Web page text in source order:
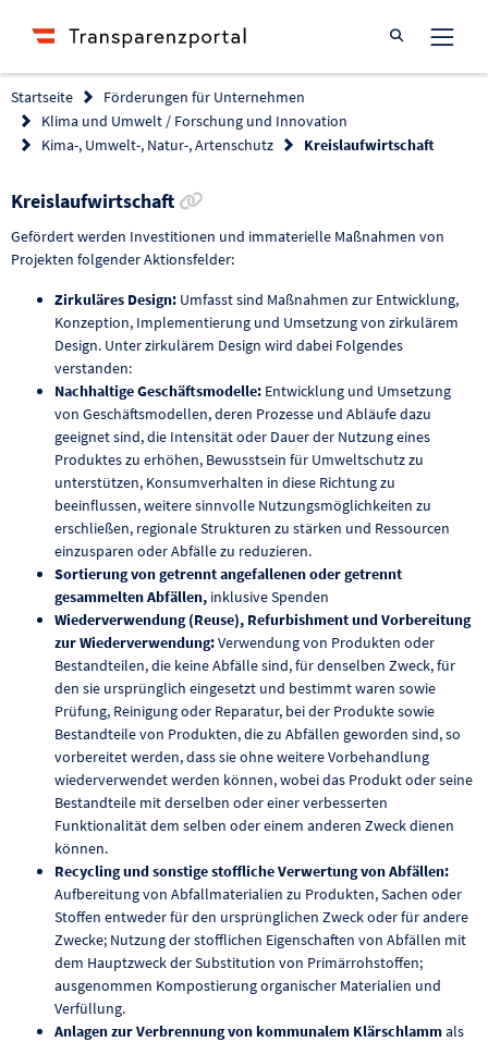
Suche öffnen
Startseite
Förderungen für Unternehmen
Klima und Umwelt / Forschung und Innovation
Kima-, Umwelt-, Natur-, Artenschutz
Kreislaufwirtschaft
Kreislaufwirtschaft
Gefördert werden Investitionen und immaterielle Maßnahmen von
Projekten folgender Aktionsfelder:
Zirkuläres Design: Umfasst sind Maßnahmen zur Entwicklung,
Konzeption, Implementierung und Umsetzung von zirkulärem
Design. Unter zirkulärem Design wird dabei Folgendes
verstanden:
Nachhaltige Geschäftsmodelle: Entwicklung und Umsetzung
von Geschäftsmodellen, deren Prozesse und Abläufe dazu
geeignet sind, die Intensität oder Dauer der Nutzung eines
Produktes zu erhöhen, Bewusstsein für Umweltschutz zu
unterstützen, Konsumverhalten in diese Richtung zu
beeinflussen, weitere sinnvolle Nutzungsmöglichkeiten zu
erschließen, regionale Strukturen zu stärken und Ressourcen
einzusparen oder Abfälle zu reduzieren.
Sortierung von getrennt angefallenen oder getrennt
gesammelten Abfällen, inklusive Spenden
Wiederverwendung (Reuse), Refurbishment und Vorbereitung
zur Wiederverwendung:Verwendung von Produkten oder
Bestandteilen, die keine Abfälle sind, für denselben Zweck, für
den sie ursprünglich eingesetzt und bestimmt waren sowie
Prüfung, Reinigung oder Reparatur, bei der Produkte sowie
Bestandteile von Produkten, die zu Abfällen geworden sind, so
vorbereitet werden, dass sie ohne weitere Vorbehandlung
wiederverwendet werden können, wobei das Produkt oder seine
Bestandteile mit derselben oder einer verbesserten
Funktionalität dem selben oder einem anderen Zweck dienen
können.
Recycling und sonstige stoffliche Verwertung von Abfällen:
Aufbereitung von Abfallmaterialien zu Produkten, Sachen oder
Stoffen entweder für den ursprünglichen Zweck oder für andere
Zwecke; Nutzung der stofflichen Eigenschaften von Abfällen mit
dem Hauptzweck der Substitution von Primärrohstoffen;
ausgenommen Kompostierung organischer Materialien und
Verfüllung.
Anlagen zur Verbrennung von kommunalem Klärschlammals